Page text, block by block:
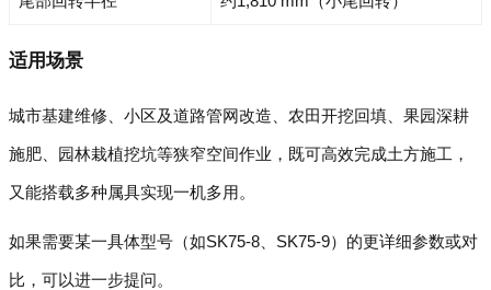
适用场景
城市基建维修、小区及道路管网改造、农田开挖回填、果园深耕
施肥、园林栽植挖坑等狭窄空间作业，既可高效完成土方施工，
又能搭载多种属具实现一机多用。
如果需要某一具体型号（如SK75-8、SK75-9）的更详细参数或对
比，可以进一步提问。